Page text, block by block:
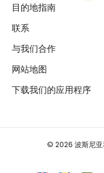
目的地指南
联系
与我们合作
网站地图
下载我们的应用程序
© 2026 波斯尼亚